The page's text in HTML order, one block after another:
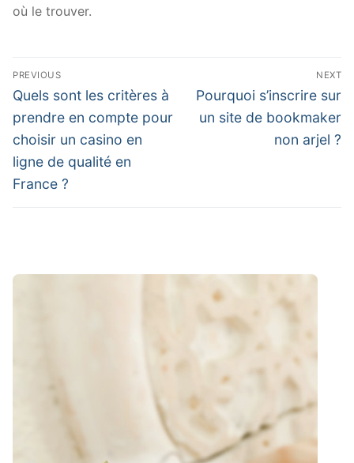
où le trouver.
Post
navigation
PREVIOUS
Previous
post:
Quels sont les critères à
prendre en compte pour
choisir un casino en
ligne de qualité en
France ?
NEXT
Next
post:
Pourquoi s’inscrire sur
un site de bookmaker
non arjel ?